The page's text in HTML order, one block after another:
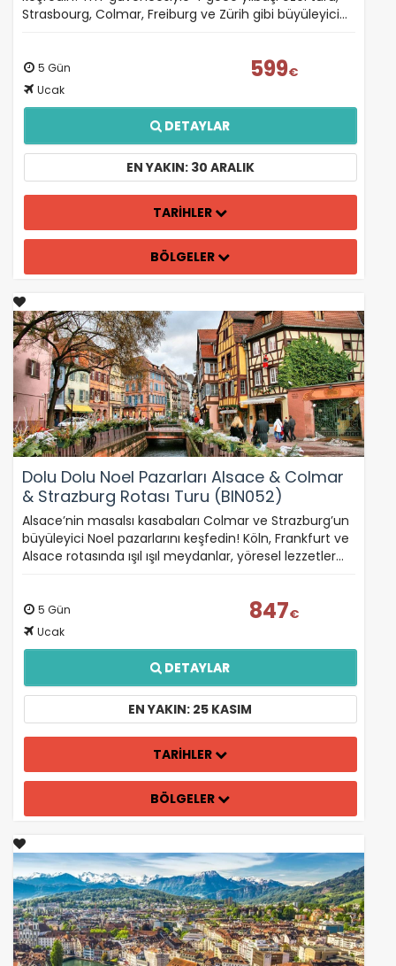
Strasbourg, Colmar, Freiburg ve Zürih gibi büyüleyici…
5 Gün
Ucak
599€
DETAYLAR
EN YAKIN: 30 ARALIK
TARİHLER
BÖLGELER
Dolu Dolu Noel Pazarları Alsace & Colmar
& Strazburg Rotası Turu (BIN052)
Alsace’nin masalsı kasabaları Colmar ve Strazburg’un
büyüleyici Noel pazarlarını keşfedin! Köln, Frankfurt ve
Alsace rotasında ışıl ışıl meydanlar, yöresel lezzetler…
5 Gün
Ucak
847€
DETAYLAR
EN YAKIN: 25 KASIM
TARİHLER
BÖLGELER